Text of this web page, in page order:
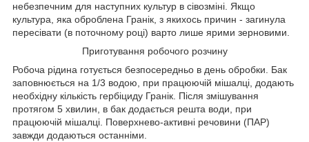
небезпечним для наступних культур в сівозміні. Якщо
культура, яка оброблена Гранік, з якихось причин - загинула
пересівати (в поточному році) варто лише ярими зерновими.
Приготування робочого розчину
Робоча рідина готується безпосередньо в день обробки. Бак
заповнюється на 1/3 водою, при працюючій мішалці, додають
необхідну кількість гербіциду Гранік. Після змішування
протягом 5 хвилин, в бак додається решта води, при
працюючій мішалці. Поверхнево-активні речовини (ПАР)
завжди додаються останніми.